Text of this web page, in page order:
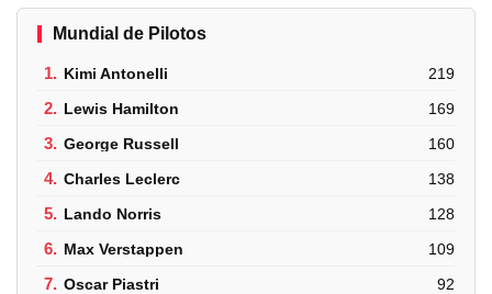
Mundial de Pilotos
1. Kimi Antonelli 219
2. Lewis Hamilton 169
3. George Russell 160
4. Charles Leclerc 138
5. Lando Norris 128
6. Max Verstappen 109
7. Oscar Piastri 92